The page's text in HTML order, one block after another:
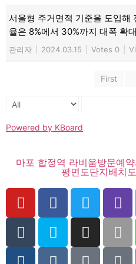
서울형 주거면적 기준을 도입해
율은 8%에서 30%까지 대폭 확
관리자 2024.03.15 Votes 0
First
Powered by KBoard
마포 합정역 라비움방문예약
평면도단지배치도